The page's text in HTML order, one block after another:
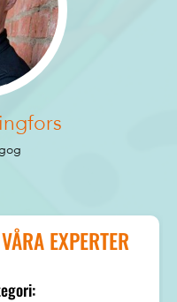
EXPERTER